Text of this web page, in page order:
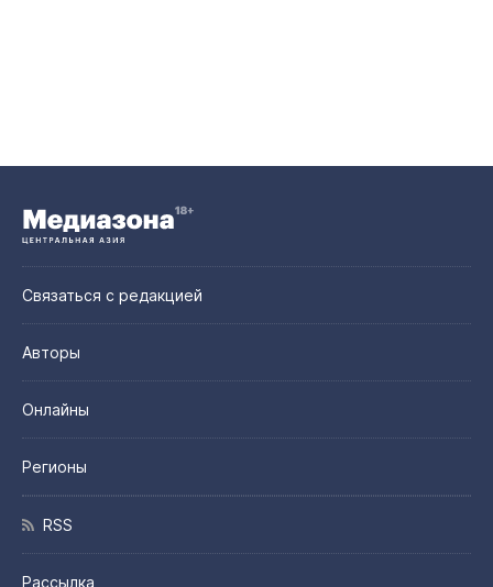
Связаться с редакцией
Авторы
Онлайны
Регионы
RSS
Рассылка